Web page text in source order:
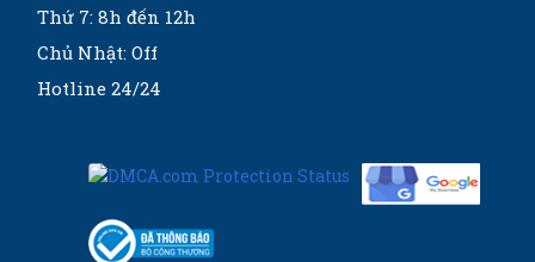
Thứ 7: 8h đến 12h
Chủ Nhật: Off
Hotline 24/24